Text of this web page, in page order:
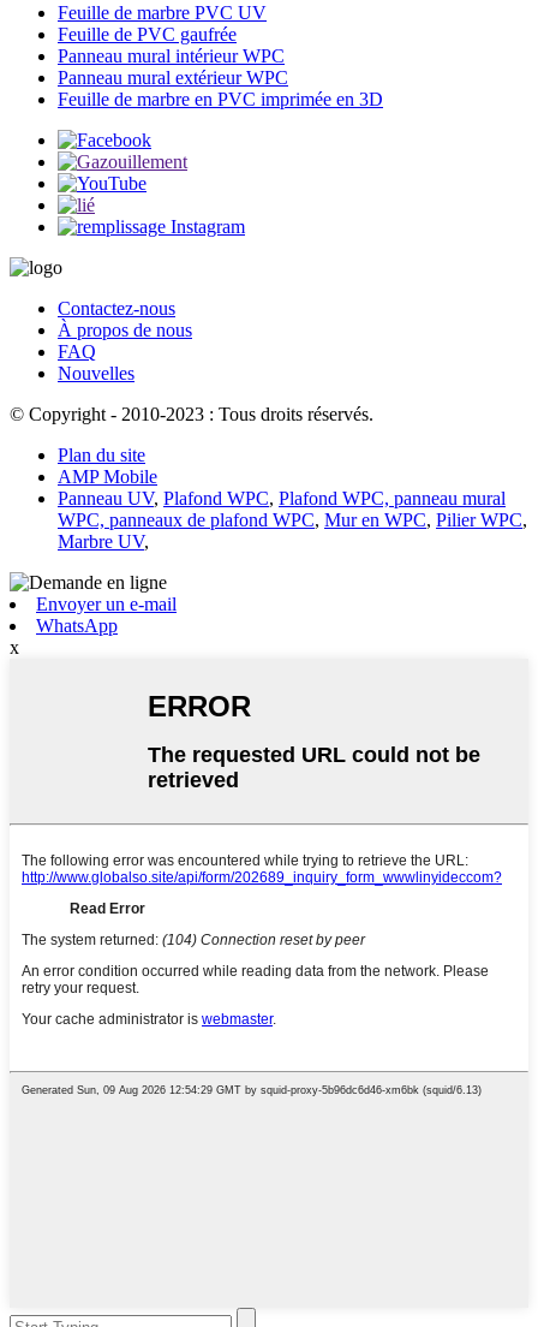
Feuille de marbre PVC UV
Feuille de PVC gaufrée
Panneau mural intérieur WPC
Panneau mural extérieur WPC
Feuille de marbre en PVC imprimée en 3D
Contactez-nous
À propos de nous
FAQ
Nouvelles
© Copyright - 2010-2023 : Tous droits réservés.
Plan du site
AMP Mobile
Panneau UV, Plafond WPC, Plafond WPC, panneau mural
WPC, panneaux de plafond WPC, Mur en WPC, Pilier WPC,
Marbre UV,
Envoyer un e-mail
WhatsApp
x